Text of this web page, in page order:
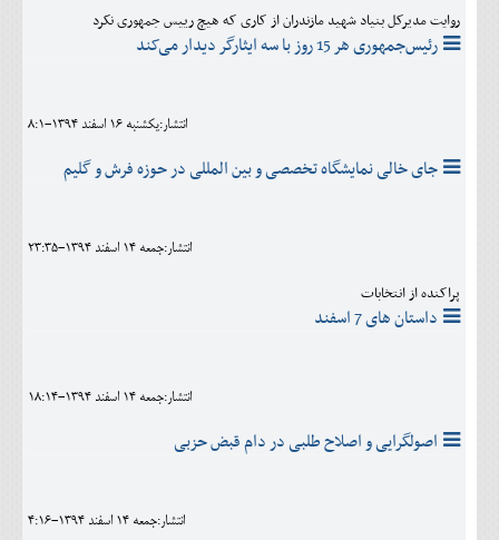
روایت مدیرکل بنیاد شهید مازندران از کاری که هیچ رییس جمهوری نکرد
رئیس‌جمهوری هر 15 روز با سه ایثارگر دیدار می‌کند
انتشار:يکشنبه 16 اسفند 1394-8:1
جای خالی نمایشگاه تخصصی و بین المللی در حوزه فرش و گلیم
انتشار:جمعه 14 اسفند 1394-23:35
پراکنده از انتخابات
داستان های 7 اسفند
انتشار:جمعه 14 اسفند 1394-18:14
اصولگرایی و اصلاح طلبی در دام قبض حزبی
انتشار:جمعه 14 اسفند 1394-4:16